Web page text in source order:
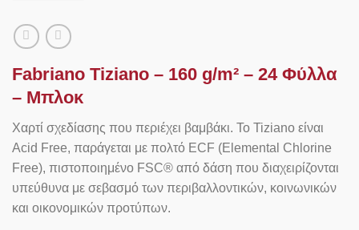
Fabriano Tiziano – 160 g/m² – 24 Φύλλα
– Μπλοκ
Χαρτί σχεδίασης που περιέχει βαμβάκι. Το Tiziano είναι
Acid Free, παράγεται με πολτό ECF (Elemental Chlorine
Free), πιστοποιημένο FSC® από δάση που διαχειρίζονται
υπεύθυνα με σεβασμό των περιβαλλοντικών, κοινωνικών
και οικονομικών προτύπων.